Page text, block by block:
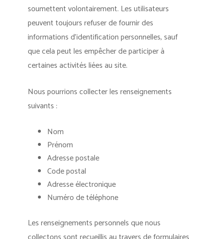
soumettent volontairement. Les utilisateurs
peuvent toujours refuser de fournir des
informations d’identification personnelles, sauf
que cela peut les empêcher de participer à
certaines activités liées au site.
Nous pourrions collecter les renseignements
suivants :
Nom
Prénom
Adresse postale
Code postal
Adresse électronique
Numéro de téléphone
Les renseignements personnels que nous